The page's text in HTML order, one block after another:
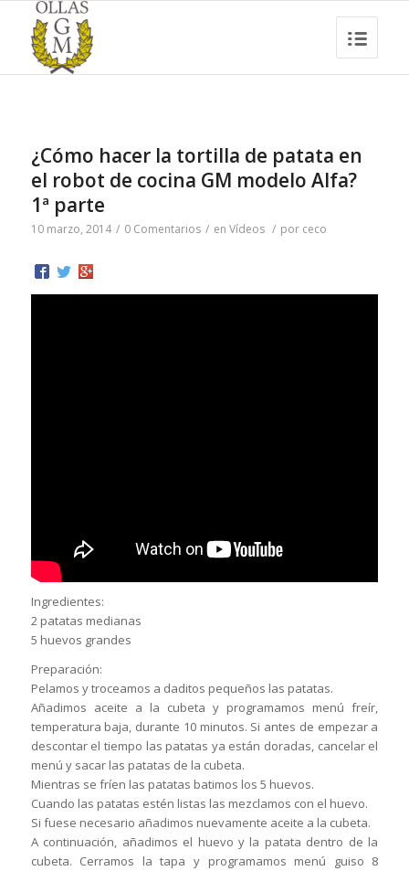
¿Cómo hacer la tortilla de patata en
el robot de cocina GM modelo Alfa?
1ª parte
10 marzo, 2014 / 0 Comentarios / en Vídeos / por ceco
Ingredientes:
2 patatas medianas
5 huevos grandes
Preparación:
Pelamos y troceamos a daditos pequeños las patatas.
Añadimos aceite a la cubeta y programamos menú freír,
temperatura baja, durante 10 minutos. Si antes de empezar a
descontar el tiempo las patatas ya están doradas, cancelar el
menú y sacar las patatas de la cubeta.
Mientras se fríen las patatas batimos los 5 huevos.
Cuando las patatas estén listas las mezclamos con el huevo.
Si fuese necesario añadimos nuevamente aceite a la cubeta.
A continuación, añadimos el huevo y la patata dentro de la
cubeta. Cerramos la tapa y programamos menú guiso 8